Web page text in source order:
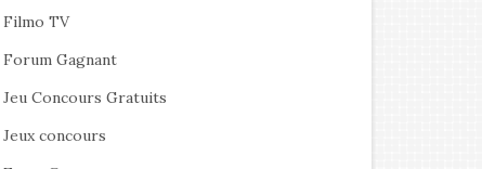
Filmo TV
Forum Gagnant
Jeu Concours Gratuits
Jeux concours